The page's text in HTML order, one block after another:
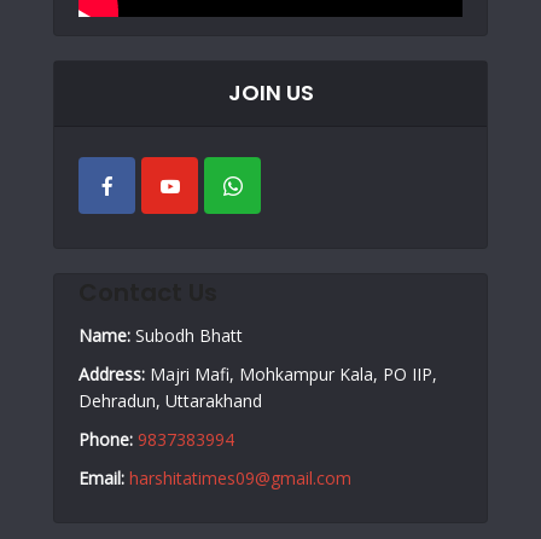
JOIN US
Name: Subodh Bhatt
Address: Majri Mafi, Mohkampur Kala, PO IIP,
Dehradun, Uttarakhand
Phone: 9837383994
Email: harshitatimes09@gmail.com